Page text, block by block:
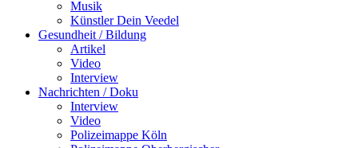
Musik
Künstler Dein Veedel
Gesundheit / Bildung
Artikel
Video
Interview
Nachrichten / Doku
Interview
Video
Polizeimappe Köln